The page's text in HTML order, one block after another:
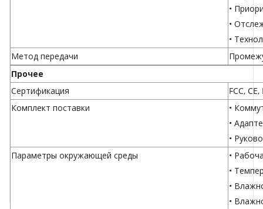
•
•
•
Метод передачи
Прочее
Сертификация
FCC,
Комплект поставки
•
•
•
Параметры окружающей среды
•
•
•
•